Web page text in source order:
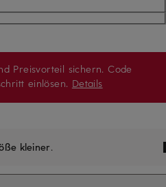
Preisvorteil sichern. Code
einlösen. Details
kleiner.